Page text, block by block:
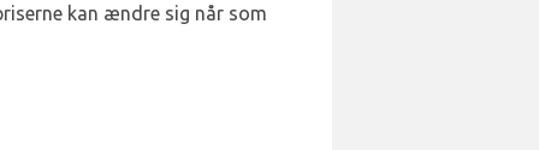
kan ændre sig når som